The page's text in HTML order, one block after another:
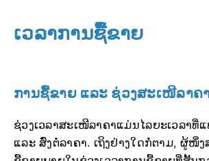
ເວລາການຊື້ຂາຍ
ການຊື້ຂາຍ ແລະ ຊ່ວງສະເໜີລາຄ
ຊ່ວງເວລາສະເໜີລາຄາແມ່ນໄລຍະເວລາທີ່
ແລະ ສົ່ງຕໍ່ລາຄາ. ເຖິງຢ່າງໃດກໍ່ຕາມ, ຜູ້ໜຶ່